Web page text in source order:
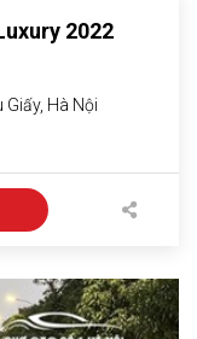
2022
Giấy, Hà Nội